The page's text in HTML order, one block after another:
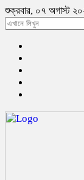
শুক্রবার, ০৭ অগাস্ট